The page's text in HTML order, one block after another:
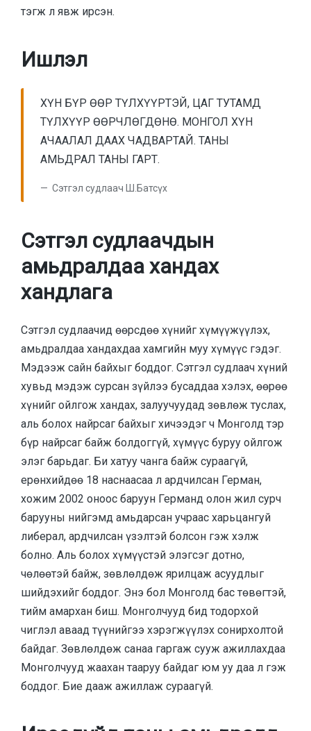
тэгж л явж ирсэн.
Ишлэл
ХҮН БҮР ӨӨР ТҮЛХҮҮРТЭЙ, ЦАГ ТУТАМД
ТҮЛХҮҮР ӨӨРЧЛӨГДӨНӨ. МОНГОЛ ХҮН
АЧААЛАЛ ДААХ ЧАДВАРТАЙ. ТАНЫ
АМЬДРАЛ ТАНЫ ГАРТ.
Сэтгэл судлаач Ш.Батсүх
Сэтгэл судлаачдын
амьдралдаа хандах
хандлага
Сэтгэл судлаачид өөрсдөө хүнийг хүмүүжүүлэх,
амьдралдаа хандахдаа хамгийн муу хүмүүс гэдэг.
Мэдээж сайн байхыг боддог. Сэтгэл судлаач хүний
хувьд мэдэж сурсан зүйлээ бусаддаа хэлэх, өөрөө
хүнийг ойлгож хандах, залуучуудад зөвлөж туслах,
аль болох найрсаг байхыг хичээдэг ч Монголд тэр
бүр найрсаг байж болдоггүй, хүмүүс буруу ойлгож
элэг барьдаг. Би хатуу чанга байж сураагүй,
ерөнхийдөө 18 наснаасаа л ардчилсан Герман,
хожим 2002 оноос баруун Германд олон жил сурч
барууны нийгэмд амьдарсан учраас харьцангуй
либерал, ардчилсан үзэлтэй болсон гэж хэлж
болно. Аль болох хүмүүстэй элэгсэг дотно,
чөлөөтэй байж, зөвлөлдөж ярилцаж асуудлыг
шийдэхийг боддог. Энэ бол Монголд бас төвөгтэй,
тийм амархан биш. Монголчууд бид тодорхой
чиглэл аваад түүнийгээ хэрэгжүүлэх сонирхолтой
байдаг. Зөвлөлдөж санаа гаргаж сууж ажиллахдаа
Монголчууд жаахан тааруу байдаг юм уу даа л гэж
боддог. Бие дааж ажиллаж сураагүй.